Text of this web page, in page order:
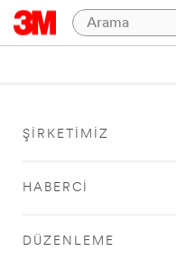
ŞIRKETIMIZ
HABERCI
DÜZENLEME